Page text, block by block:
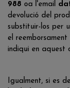
988 oa l'email
devolució del
substituir-los per
el
indiqui en aquest
Igualment, si es